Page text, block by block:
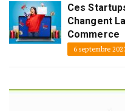
Ces
Changent
Commerce
6 septembre